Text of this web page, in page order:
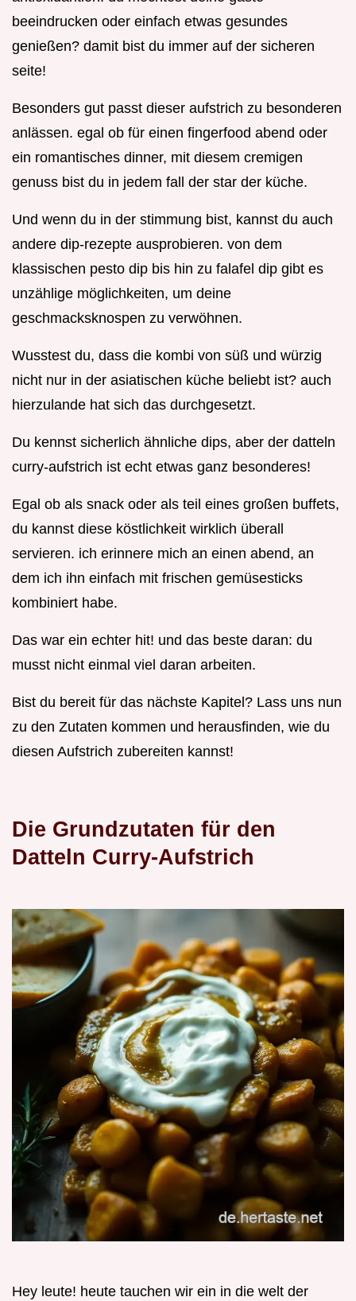
beeindrucken oder einfach etwas gesundes
genießen? damit bist du immer auf der sicheren
seite!
Besonders gut passt dieser aufstrich zu besonderen
anlässen. egal ob für einen fingerfood abend oder
ein romantisches dinner, mit diesem cremigen
genuss bist du in jedem fall der star der küche.
Und wenn du in der stimmung bist, kannst du auch
andere dip-rezepte ausprobieren. von dem
klassischen pesto dip bis hin zu falafel dip gibt es
unzählige möglichkeiten, um deine
geschmacksknospen zu verwöhnen.
Wusstest du, dass die kombi von süß und würzig
nicht nur in der asiatischen küche beliebt ist? auch
hierzulande hat sich das durchgesetzt.
Du kennst sicherlich ähnliche dips, aber der datteln
curry-aufstrich ist echt etwas ganz besonderes!
Egal ob als snack oder als teil eines großen buffets,
du kannst diese köstlichkeit wirklich überall
servieren. ich erinnere mich an einen abend, an
dem ich ihn einfach mit frischen gemüsesticks
kombiniert habe.
Das war ein echter hit! und das beste daran: du
musst nicht einmal viel daran arbeiten.
Bist du bereit für das nächste Kapitel? Lass uns nun
zu den Zutaten kommen und herausfinden, wie du
diesen Aufstrich zubereiten kannst!
Die Grundzutaten für den
Datteln Curry-Aufstrich
Hey leute! heute tauchen wir ein in die welt der